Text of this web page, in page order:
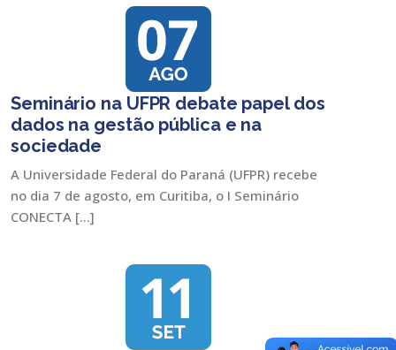
Seminário na UFPR debate papel dos
dados na gestão pública e na
sociedade
A Universidade Federal do Paraná (UFPR) recebe
no dia 7 de agosto, em Curitiba, o I Seminário
CONECTA […]